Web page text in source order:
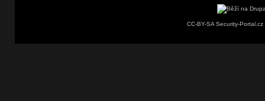
CC-BY-SA Security-